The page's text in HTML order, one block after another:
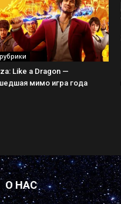
Like a Dragon —
мимо игра года
О НАС